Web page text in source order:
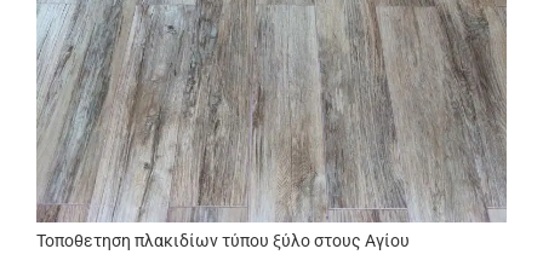
Τοποθετηση πλακιδίων τύπου ξύλο στους Αγίου